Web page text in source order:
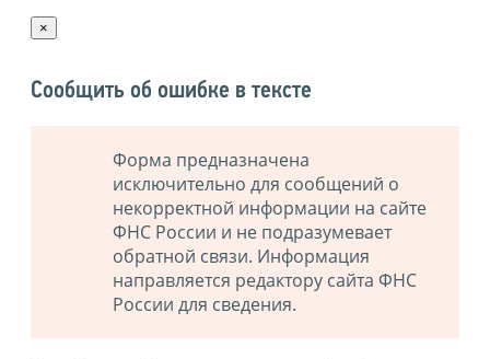
×
Сообщить об ошибке в тексте
Форма предназначена
исключительно для сообщений о
некорректной информации на сайте
ФНС России и не подразумевает
обратной связи. Информация
направляется редактору сайта ФНС
России для сведения.